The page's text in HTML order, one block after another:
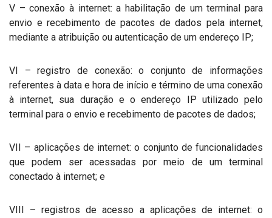
V – conexão à internet: a habilitação de um terminal para
envio e recebimento de pacotes de dados pela internet,
mediante a atribuição ou autenticação de um endereço IP;
VI – registro de conexão: o conjunto de informações
referentes à data e hora de início e término de uma conexão
à internet, sua duração e o endereço IP utilizado pelo
terminal para o envio e recebimento de pacotes de dados;
VII – aplicações de internet: o conjunto de funcionalidades
que podem ser acessadas por meio de um terminal
conectado à internet; e
VIII – registros de acesso a aplicações de internet: o